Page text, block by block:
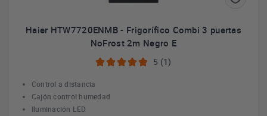
Haier HTW7720ENMB - Frigorífico Combi 3 puertas
NoFrost 2m Negro E
5 (1)
Control a distancia
Cajón control humedad
Iluminación LED